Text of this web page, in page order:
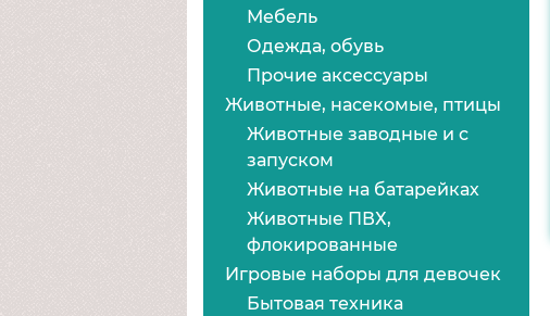
Мебель
Одежда, обувь
Прочие аксессуары
Животные, насекомые, птицы
Животные заводные и с
запуском
Животные на батарейках
Животные ПВХ,
флокированные
Игровые наборы для девочек
Бытовая техника